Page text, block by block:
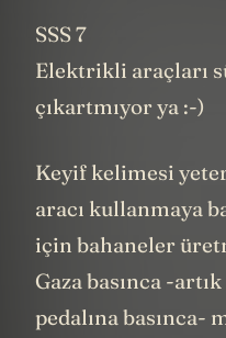
SSS 7
Elektrikli araçları
çıkartmıyor ya :-)
Keyif kelimesi
aracı kullanmaya
için bahaneler
Gaza basınca -
pedalına